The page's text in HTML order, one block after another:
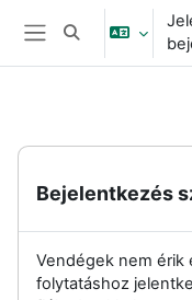
Tovább a fő tartalomhoz
Oldalpanel
Keresési
Bejelentkezés
Vendégek nem érik
folytatáshoz